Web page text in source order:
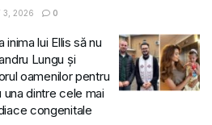
3, 2026 0
lui Ellis să nu
Lungu și
oamenilor pentru
dintre cele mai
congenitale